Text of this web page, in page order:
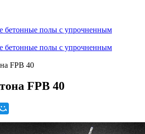
полы с упрочненным
полы с упрочненным
FPB 40
FPB 40